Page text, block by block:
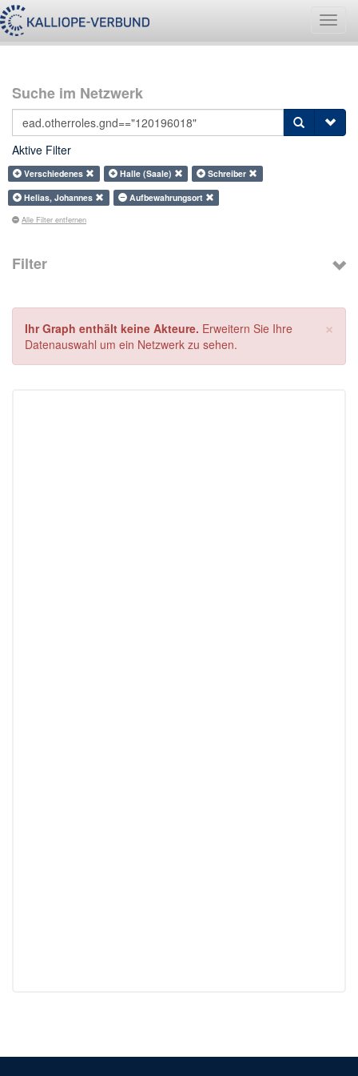
Suche im Netzwerk
Aktive Filter
Verschiedenes Halle (Saale)
Schreiber
Helias, Johannes
Aufbewahrungsort
Alle Filter entfernen
Filter
×
Ihr Graph enthält keine Akteure. Erweitern Sie Ihre
Datenauswahl um ein Netzwerk zu sehen.